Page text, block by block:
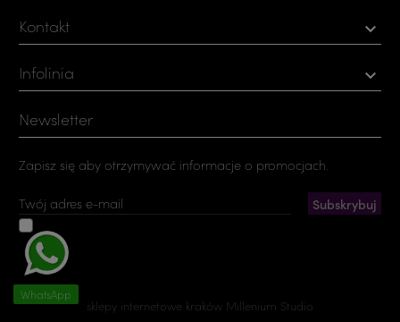
Kontakt 
Infolinia 
WhatsApp
Newsletter
Zapisz się aby otrzymywać informacje o promocjach.
prywatności
Możesz zrezygnować w każdej chwili. W tym celu należy odnaleźć
szczegóły w naszej informacji prawnej.
sklepy internetowe kraków Millenium Studio